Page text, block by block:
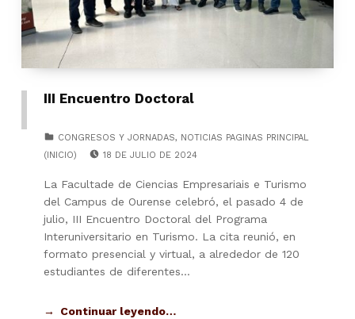
III Encuentro Doctoral
CONGRESOS Y JORNADAS, NOTICIAS PAGINAS PRINCIPAL
(INICIO)
18 DE JULIO DE 2024
La Facultade de Ciencias Empresariais e Turismo
del Campus de Ourense celebró, el pasado 4 de
julio, III Encuentro Doctoral del Programa
Interuniversitario en Turismo. La cita reunió, en
formato presencial y virtual, a alrededor de 120
estudiantes de diferentes…
Continuar leyendo…